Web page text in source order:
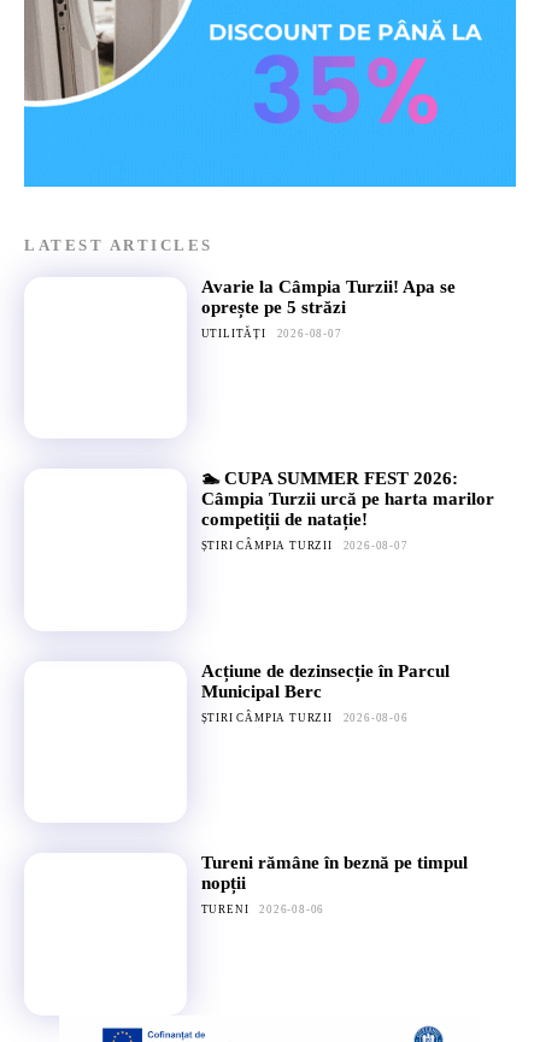
LATEST ARTICLES
Avarie la Câmpia Turzii! Apa se
oprește pe 5 străzi
UTILITĂȚI 2026-08-07
🏊 CUPA SUMMER FEST 2026:
Câmpia Turzii urcă pe harta marilor
competiții de natație!
ȘTIRI CÂMPIA TURZII 2026-08-07
Acțiune de dezinsecție în Parcul
Municipal Berc
ȘTIRI CÂMPIA TURZII 2026-08-06
Tureni rămâne în beznă pe timpul
nopții
TURENI 2026-08-06